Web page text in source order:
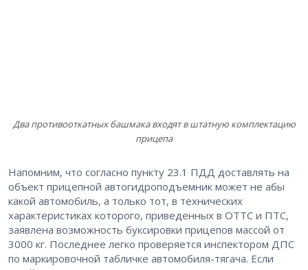
Два противооткатных башмака входят в штатную комплектацию
прицепа
Напомним, что согласно пункту 23.1 ПДД доставлять на
объект прицепной автогидроподъемник может не абы
какой автомобиль, а только тот, в технических
характеристиках которого, приведенных в ОТТС и ПТС,
заявлена возможность буксировки прицепов массой от
3000 кг. Последнее легко проверяется инспектором ДПС
по маркировочной табличке автомобиля-тягача. Если